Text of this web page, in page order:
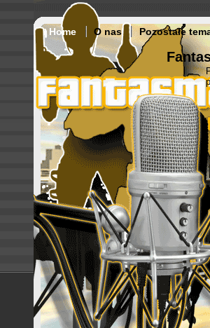
Home O nas Pozostałe